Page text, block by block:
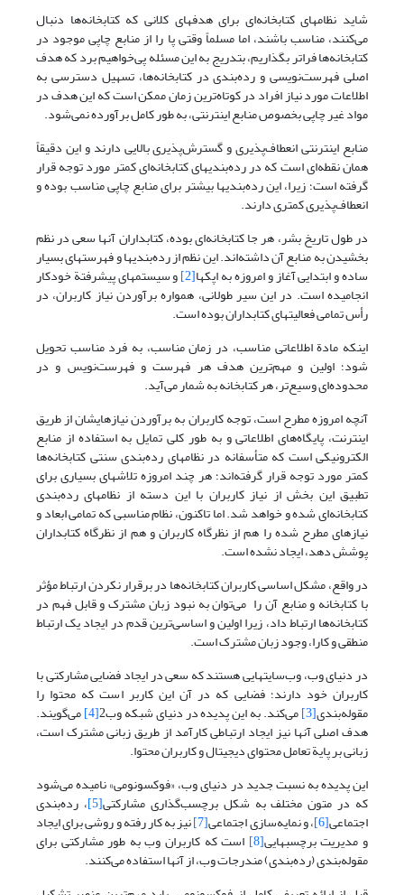
شاید نظامهای کتابخانه‌ای برای هدفهای کلانی که کتابخانه‌ها دنبال
می‌کنند، مناسب باشند، اما مسلماً وقتی پا را از منابع چاپی موجود در
کتابخانه‌ها فراتر بگذاریم، بتدریج به این مسئله پی‌خواهیم برد که هدف
اصلی فهرست‌نویسی و رده‌بندی در کتابخانه‌ها، تسهیل دسترسی به
اطلاعات مورد نیاز افراد در کوتاه‌ترین زمان ممکن است که این هدف در
مواد غیر چاپی بخصوص منابع اینترنتی، به طور کامل برآورده نمی‌شود.
منابع اینترنتی انعطاف‌پذیری و گسترش‌پذیری بالایی دارند و این دقیقاً
همان نقطه‌ای است که در رده‌بندیهای کتابخانه‌ای کمتر مورد توجه قرار
گرفته است؛ زیرا، این رده‌بندیها بیشتر برای منابع چاپی مناسب بوده و
انعطاف‌پذیری کمتری دارند.
در طول تاریخ بشر، هر جا کتابخانه‌ای بوده، کتابداران آنها سعی در نظم
بخشیدن به منابع آن داشته‌اند. این نظم از رده‌بندیها و فهرستهای بسیار
ساده و ابتدایی آغاز و امروزه به اپکها[2] و سیستمهای پیشرفتة خودکار
انجامیده است. در این سیر طولانی، همواره برآوردن نیاز کاربران، در
رأس تمامی فعالیتهای کتابداران بوده است.
اینکه مادة اطلاعاتی مناسب، در زمان مناسب، به فرد مناسب تحویل
شود؛ اولین و مهم‌ترین هدف هر فهرست و فهرست‌نویس و در
محدوده‌ای وسیع‌تر، هر کتابخانه به شمار می‌آید.
آنچه امروزه مطرح است، توجه کاربران به برآوردن نیازهایشان از طریق
اینترنت، پایگاه‌های اطلاعاتی و به طور کلی تمایل به استفاده از منابع
الکترونیکی است که متأسفانه در نظامهای رده‌بندی سنتی کتابخانه‌ها
کمتر مورد توجه قرار گرفته‌اند؛ هر چند امروزه تلاشهای بسیاری برای
تطبیق این بخش از نیاز کاربران با این دسته از نظامهای رده‌بندی
کتابخانه‌ای شده و خواهد شد. اما تاکنون، نظام مناسبی که تمامی ابعاد و
نیازهای مطرح شده را هم از نظرگاه کاربران و هم از نظرگاه کتابداران
پوشش دهد، ایجاد نشده است.
در واقع، مشکل اساسی کاربران کتابخانه‌ها در برقرار نکردن ارتباط مؤثر
با کتابخانه و منابع آن را می‌توان به نبود زبان مشترک و قابل فهم در
کتابخانه‌ها ارتباط داد، زیرا اولین و اساسی‌ترین قدم در ایجاد یک ارتباط
منطقی و کارا، وجود زبان مشترک است.
در دنیای وب، وب‌سایتهایی هستند که سعی در ایجاد فضایی مشارکتی با
کاربران خود دارند؛ فضایی که در آن این کاربر است که محتوا را
مقوله‌بندی[3] می‌کند. به این پدیده در دنیای شبکه وب2 [4] می‌گویند.
هدف اصلی آنها نیز ایجاد ارتباطی کارآمد از طریق زبانی مشترک است،
زبانی بر پایة تعامل محتوای دیجیتال و کاربران محتوا.
این پدیده به نسبت جدید در دنیای وب، «فوکسونومی» نامیده می‌شود
که در متون مختلف به شکل برچسب‌گذاری مشارکتی[5] ، رده‌بندی
اجتماعی[6] ، و نمایه‌سازی اجتماعی[7] نیز به کار رفته و روشی برای ایجاد
و مدیریت برچسبهایی[8] است که کاربران وب به طور مشارکتی برای
مقوله‌بندی ‌(رده‌بندی) مندرجات وب، از آنها استفاده می‌کنند.